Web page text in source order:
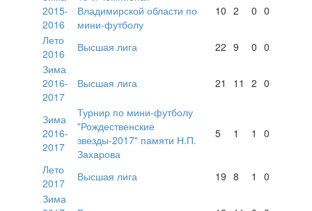
2015-
2016
Владимирской области по
мини-футболу
10 2 0 0
Лето
2016
Высшая лига 22 9 0 0
Зима
2016-
2017
Высшая лига 21 11 2 0
Зима
2016-
2017
Турнир по мини-футболу
"Рождественские
звезды-2017" памяти Н.П.
Захарова
5 1 1 0
Лето
2017
Высшая лига 19 8 1
0
Зима